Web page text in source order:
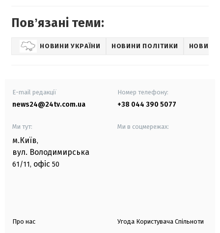
Повʼязані теми:
НОВИНИ УКРАЇНИ НОВИНИ ПОЛІТИКИ НОВИНИ
E-mail редакції
news24@24tv.com.ua
Номер телефону:
+38 044 390 5077
Ми тут:
м.Київ,
вул. Володимирська
61/11, офіс 50
Ми в соцмережах:
Про нас Угода Користувача Спільноти